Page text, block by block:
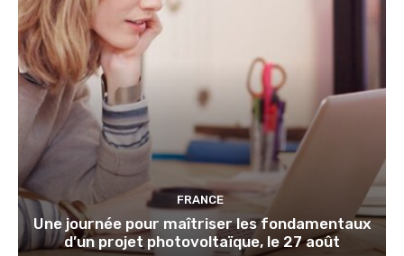
FRANCE
Une journée pour maîtriser les fondamentaux
d’un projet photovoltaïque, le 27 août